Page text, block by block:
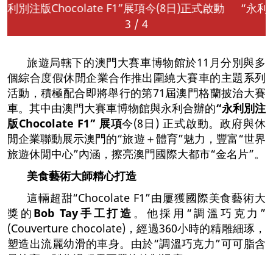
)正式啟動
3 / 4
旅遊局轄下的澳門大賽車博物館於11月分別與多
個綜合度假休閒企業合作推出圍繞大賽車的主題系列
活動，積極配合即將舉行的第71屆澳門格蘭披治大賽
車。其中由澳門大賽車博物館與永利合辦的“永利別注
版Chocolate F1” 展項今(8日) 正式啟動。政府與休
閒企業聯動展示澳門的“旅遊＋體育”魅力，豐富“世界
旅遊休閒中心”內涵，擦亮澳門國際大都市“金名片”。
美食藝術大師精心打造
這輛超甜“Chocolate F1”由屢獲國際美食藝術大
獎的 Bob Tay手工打造 。他採用“調溫巧克力”
(Couverture chocolate)，經過360小時的精雕細琢，
塑造出流麗幼滑的車身。由於“調溫巧克力”可可脂含